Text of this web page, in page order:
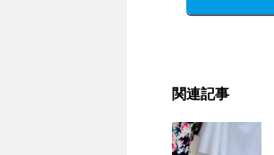
関連記事